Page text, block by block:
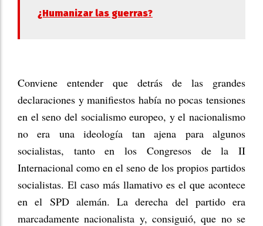
¿Humanizar las guerras?
Conviene entender que detrás de las grandes
declaraciones y manifiestos había no pocas tensiones
en el seno del socialismo europeo, y el nacionalismo
no era una ideología tan ajena para algunos
socialistas, tanto en los Congresos de la II
Internacional como en el seno de los propios partidos
socialistas. El caso más llamativo es el que acontece
en el SPD alemán. La derecha del partido era
marcadamente nacionalista y, consiguió, que no se